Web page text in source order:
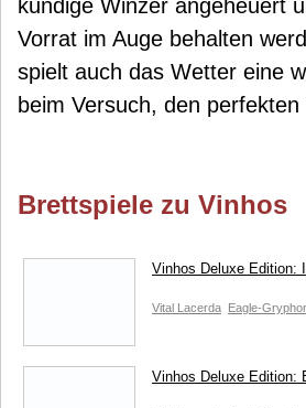
kundige Winzer angeheuert
Vorrat im Auge behalten
spielt auch das Wetter eine
beim Versuch, den
Brettspiele zu Vinhos
Vinhos Deluxe Edition:
Vital Lacerda Eagle-
Vinhos Deluxe Edition: